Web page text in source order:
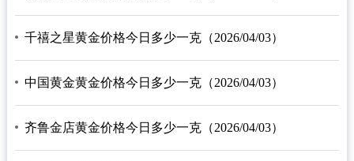
千禧之星黄金价格今日多少一克（2026/04/03）
中国黄金黄金价格今日多少一克（2026/04/03）
齐鲁金店黄金价格今日多少一克（2026/04/03）